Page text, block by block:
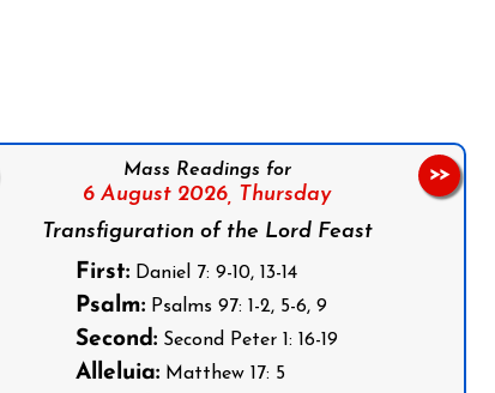
Mass Readings for
6 August 2026, Thursday
Transfiguration of the Lord Feast
First: Daniel 7: 9-10, 13-14
Psalm: Psalms 97: 1-2, 5-6, 9
Second: Second Peter 1: 16-19
Alleluia: Matthew 17: 5
>>